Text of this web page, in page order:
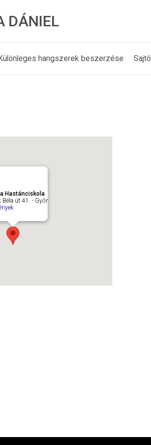
DÁNIEL
Különleges hangszerek beszerzése Sajtó
Hastánciskola
Béla út 41. - Győr